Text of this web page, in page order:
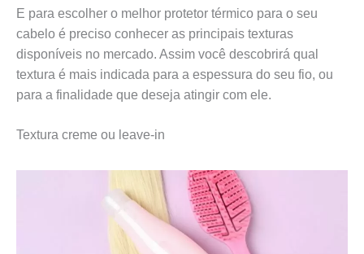
E para escolher o melhor protetor térmico para o seu
cabelo é preciso conhecer as principais texturas
disponíveis no mercado. Assim você descobrirá qual
textura é mais indicada para a espessura do seu fio, ou
para a finalidade que deseja atingir com ele.
Textura creme ou leave-in